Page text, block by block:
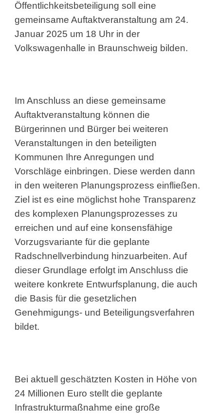
Öffentlichkeitsbeteiligung soll eine
gemeinsame Auftaktveranstaltung am 24.
Januar 2025 um 18 Uhr in der
Volkswagenhalle in Braunschweig bilden.
Im Anschluss an diese gemeinsame
Auftaktveranstaltung können die
Bürgerinnen und Bürger bei weiteren
Veranstaltungen in den beteiligten
Kommunen Ihre Anregungen und
Vorschläge einbringen. Diese werden dann
in den weiteren Planungsprozess einfließen.
Ziel ist es eine möglichst hohe Transparenz
des komplexen Planungsprozesses zu
erreichen und auf eine konsensfähige
Vorzugsvariante für die geplante
Radschnellverbindung hinzuarbeiten. Auf
dieser Grundlage erfolgt im Anschluss die
weitere konkrete Entwurfsplanung, die auch
die Basis für die gesetzlichen
Genehmigungs- und Beteiligungsverfahren
bildet.
Bei aktuell geschätzten Kosten in Höhe von
24 Millionen Euro stellt die geplante
Infrastrukturmaßnahme eine große